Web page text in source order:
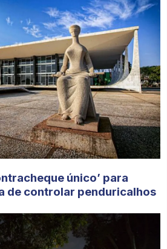
único’ para
de controlar penduricalhos